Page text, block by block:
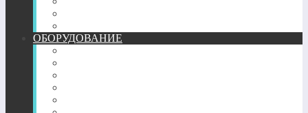
ОБОРУДОВАНИЕ